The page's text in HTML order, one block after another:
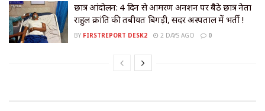
छात्र आंदोलन: 4 दिन से आमरण अनशन पर बैठे छात्र नेता
राहुल क्रांति की तबीयत बिगड़ी, सदर अस्पताल में भर्ती !
BY FIRSTREPORT DESK2 2 DAYS AGO 0